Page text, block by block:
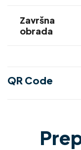
Završna
obrada
QR Code